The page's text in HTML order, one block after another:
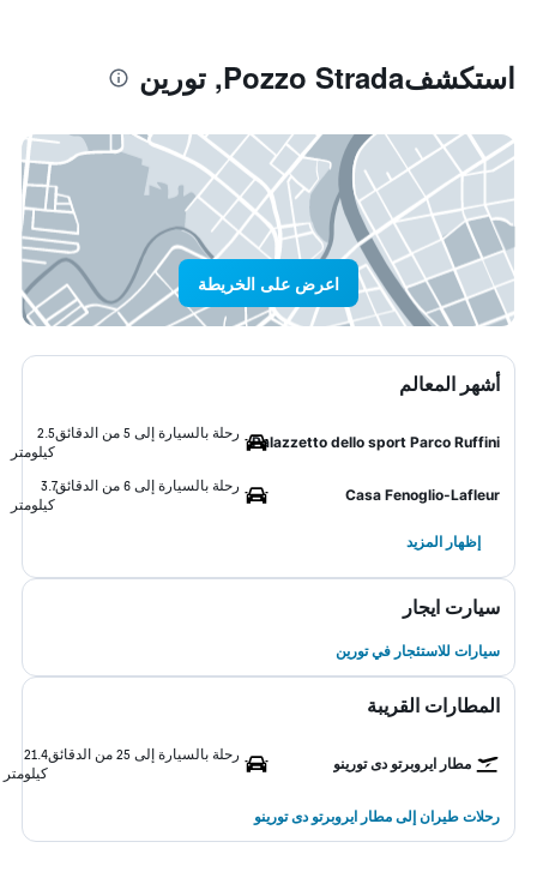
استكشفPozzo Strada, تورين
اعرض على الخريطة
أشهر المعالم
Palazzetto dello sport Parco Ruffini
رحلة بالسيارة إلى 5 من الدقائق
2.5
كيلومتر
Casa Fenoglio-Lafleur
رحلة بالسيارة إلى 6 من الدقائق
3.7
كيلومتر
إظهار المزيد
سيارت ايجار
سيارات للاستئجار في تورين
المطارات القريبة
مطار ايروبرتو دى تورينو
رحلة بالسيارة إلى 25 من الدقائق
21.4
كيلومتر
رحلات طيران إلى مطار ايروبرتو دى تورينو